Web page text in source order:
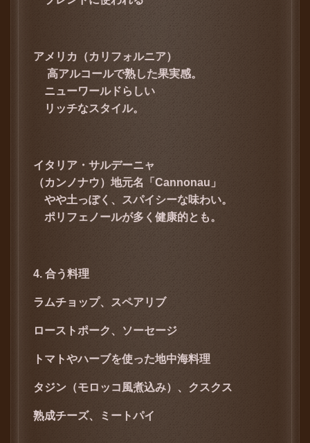
アメリカ（カリフォルニア）
高アルコールで熟した果実感。
ニューワールドらしい
リッチなスタイル。
イタリア・サルデーニャ
（カンノナウ） 地元名「Cannonau」
やや土っぽく、スパイシーな味わい。
ポリフェノールが多く健康的とも。
4. 合う料理
ラムチョップ、スペアリブ
ローストポーク、ソーセージ
トマトやハーブを使った地中海料理
タジン（モロッコ風煮込み）、クスクス
熟成チーズ、ミートパイ